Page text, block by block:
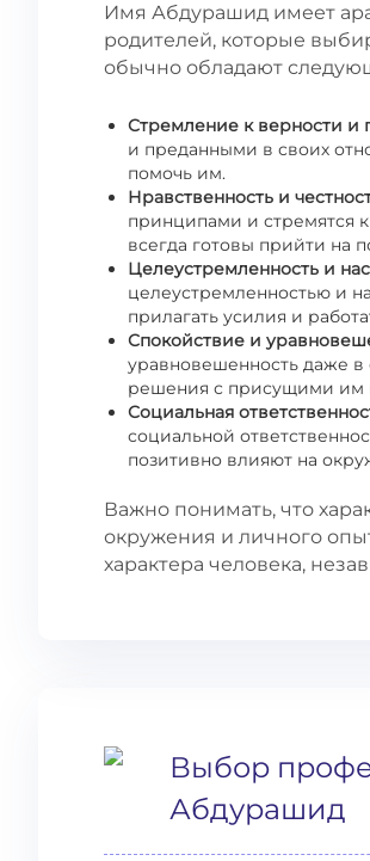
Имя Абдурашид имеет
родителей, которые
обычно обладают
Стремление к верности и
и преданными в своих
помочь им.
Нравственность и
принципами и стремятся
всегда готовы прийти на
Целеустремленность и
целеустремленностью и
прилагать усилия и
Спокойствие и
уравновешенность даже в
решения с присущими им
Социальная
социальной
позитивно влияют на
Важно понимать, что
окружения и личного
характера человека,
Выбор
Абдурашид